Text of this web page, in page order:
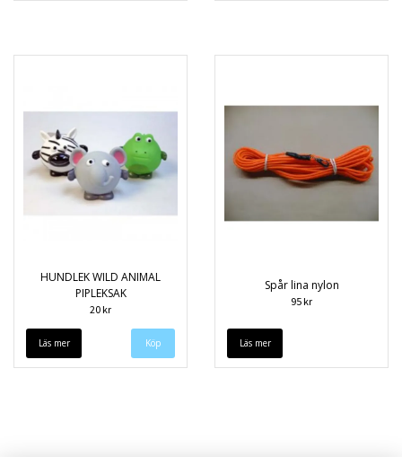
HUNDLEK WILD ANIMAL
PIPLEKSAK
20 kr
Läs mer Köp
Spår lina nylon
95 kr
Läs mer